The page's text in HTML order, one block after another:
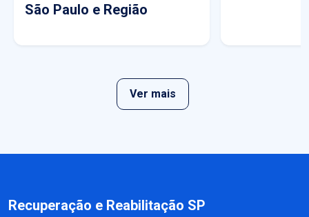
São Paulo e Região
Ver mais
Recuperação e Reabilitação SP